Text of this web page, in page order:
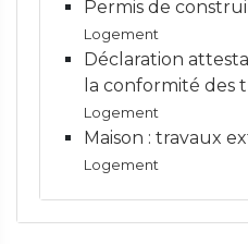
Permis de
Logement
Déclaration
la conformité des
Logement
Maison : travaux
Logement